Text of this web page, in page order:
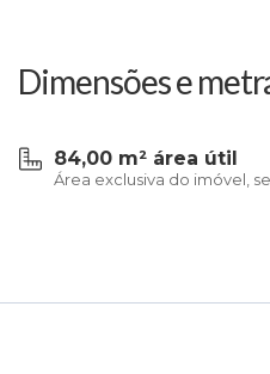
Dimensões e
84,00 m² área útil
Área exclusiva do imóvel,